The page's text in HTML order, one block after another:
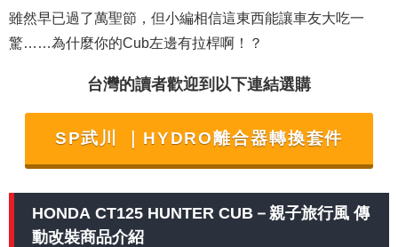
雖然早已過了萬聖節，但小編相信這東西能讓車友大吃一
驚……為什麼你的Cub左邊有拉桿啊！？
台灣的讀者歡迎到以下連結選購
SP武川 ｜HYDRO離合器轉換套件
HONDA CT125 HUNTER CUB－親子旅行風 傳
動改裝商品介紹